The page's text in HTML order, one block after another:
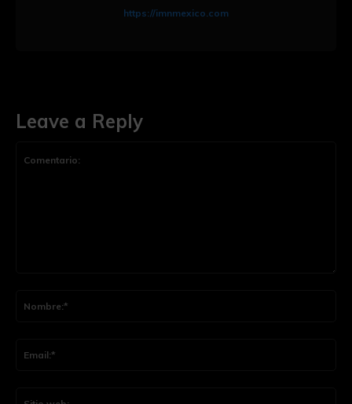
Leave a Reply
https://imnmexico.com